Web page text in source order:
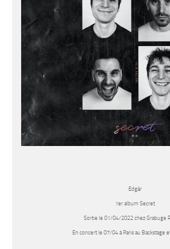
Edgär
1er album Secret
Sortie le 01/04/2022 chez Grabuge
En concert le 07/04 à Paris au Backstage